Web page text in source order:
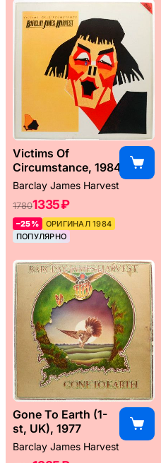
Victims Of
Circumstance, 1984
Barclay James Harvest
17801335 ₽
–25%
ОРИГИНАЛ 1984
ПОПУЛЯРНО
Gone To Earth (1-
st, UK), 1977
Barclay James Harvest